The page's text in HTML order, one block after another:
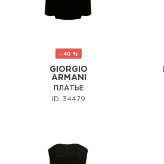
- 40 %
GIORGIO
ARMANI
ПЛАТЬЕ
ID: 34479